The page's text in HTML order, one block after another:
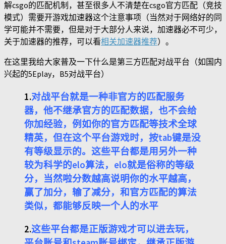
解csgo的匹配机制，甚至很多人不清楚在csgo官方匹配（竞技
模式）需要开游戏加速器这个注意事项（当然对于网络好的同
学可能并不需要，但是对于大部分人来说，加速器必不可少，
关于加速器的推荐，可以看相关加速器推荐）。
在这里我给大家普及一下什么是第三方匹配对战平台（如国内
兴起的5Eplay，B5对战平台）
1.对战平台就是一种非官方的匹配服务
器，他不继承官方的匹配数据，也不会给
你加经验，例如你的官方匹配等技术全球
精英，但在这个平台游戏时，按tab键是没
有等级显示的。这些平台都是用另外一种
较为科学的elo算法，elo就是俗称的等级
分，当然啦分数越高说明你的水平越高，
赢了加分，输了减分，和官方匹配的算法
类似，都能够反映一个人的水平
2.这些平台都是正版游戏才可以进去玩，